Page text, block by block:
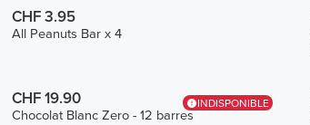
CHF 3.95
All Peanuts Bar x 4
INDISPONIBLE
CHF 19.90
Chocolat Blanc Zero - 12 barres